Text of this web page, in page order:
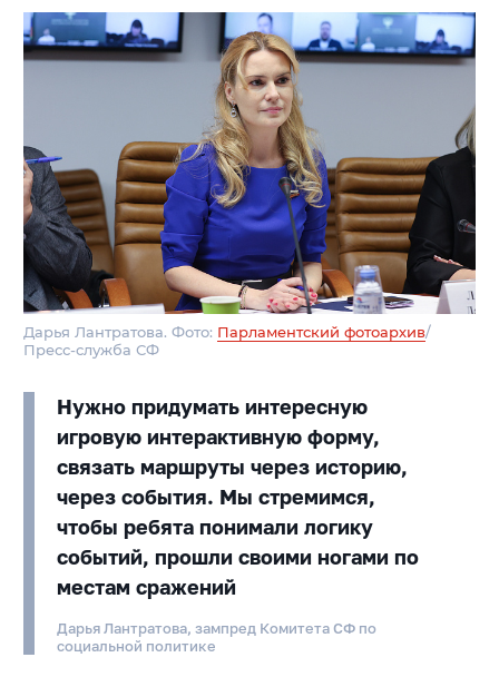
Дарья Лантратова. Фото: Парламентский фотоархив/
Пресс-служба СФ
Нужно придумать интересную
игровую интерактивную форму,
связать маршруты через историю,
через события. Мы стремимся,
чтобы ребята понимали логику
событий, прошли своими ногами по
местам сражений
Дарья Лантратова, зампред Комитета СФ по
социальной политике